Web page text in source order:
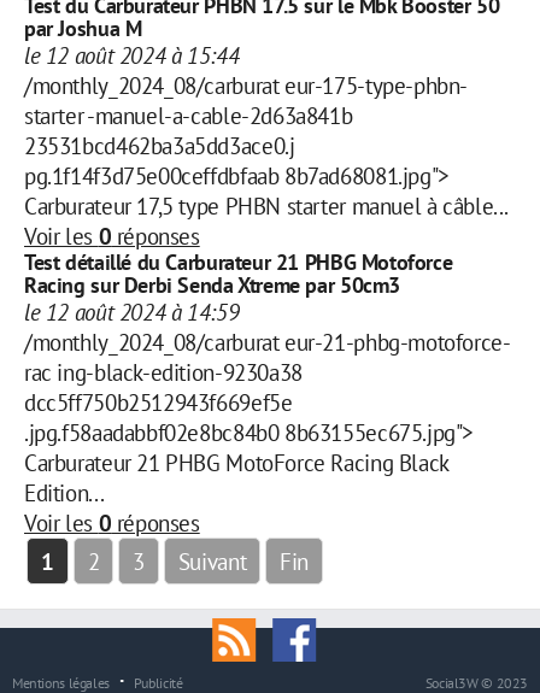
par Joshua M
le 12 août 2024 à 15:44
/monthly_2024_08/carburat eur-175-type-phbn-
starter -manuel-a-cable-2d63a841b
23531bcd462ba3a5dd3ace0.j
pg.1f14f3d75e00ceffdbfaab 8b7ad68081.jpg">
Carburateur 17,5 type PHBN starter manuel à câble...
Voir les 0 réponses
Test détaillé du Carburateur 21 PHBG Motoforce
Racing sur Derbi Senda Xtreme par 50cm3
le 12 août 2024 à 14:59
/monthly_2024_08/carburat eur-21-phbg-motoforce-
rac ing-black-edition-9230a38
dcc5ff750b2512943f669ef5e
.jpg.f58aadabbf02e8bc84b0 8b63155ec675.jpg">
Carburateur 21 PHBG MotoForce Racing Black
Edition...
Voir les 0 réponses
1
2 3 Suivant Fin
Social3W © 2023
Mentions légales Publicité